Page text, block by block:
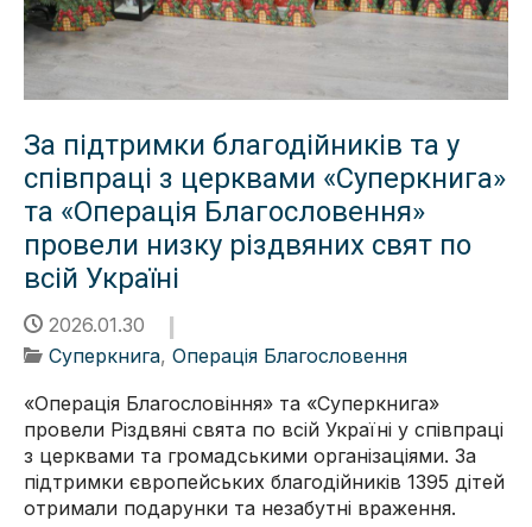
За підтримки благодійників та у
співпраці з церквами «Суперкнига»
та «Операція Благословення»
провели низку різдвяних свят по
всій Україні
2026.01.30
Суперкнига, Операція Благословення
«Операція Благословіння» та «Суперкнига»
провели Різдвяні свята по всій Україні у співпраці
з церквами та громадськими організаціями. За
підтримки європейських благодійників 1395 дітей
отримали подарунки та незабутні враження.